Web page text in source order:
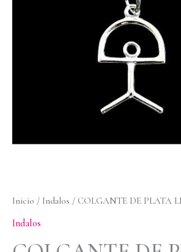
Inicio / Indalos / COLGANTE DE PLATA
Indalos